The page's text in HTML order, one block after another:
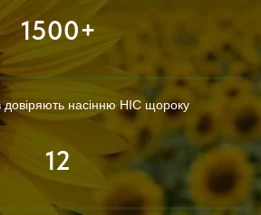
1500+
довіряють насінню НІС щороку
12